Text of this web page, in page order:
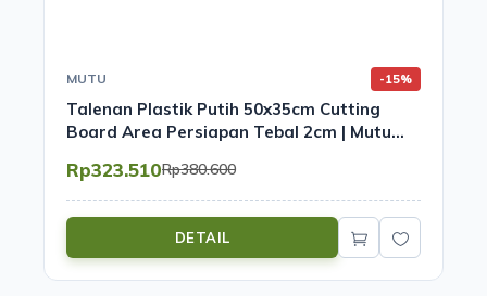
MUTU -15%
Talenan Plastik Putih 50x35cm Cutting
Board Area Persiapan Tebal 2cm | Mutu
Rp323.510Rp380.600
DETAIL